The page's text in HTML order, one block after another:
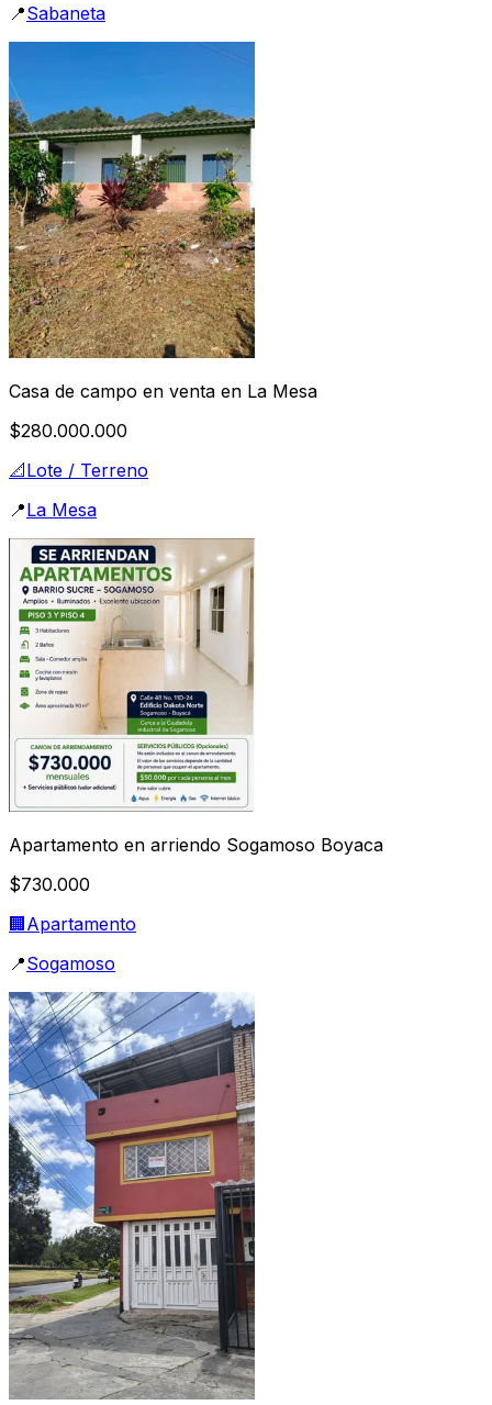
📍Sabaneta
Casa de campo en venta en La Mesa
$280.000.000
📐 Lote / Terreno
📍La Mesa
Apartamento en arriendo Sogamoso Boyaca
$730.000
🏢Apartamento
📍Sogamoso